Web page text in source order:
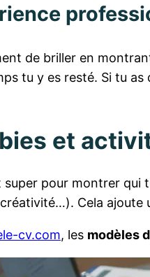
de briller en
tu y es resté. Si tu
et
pour montrer qui
Cela
cv.com, les modèles